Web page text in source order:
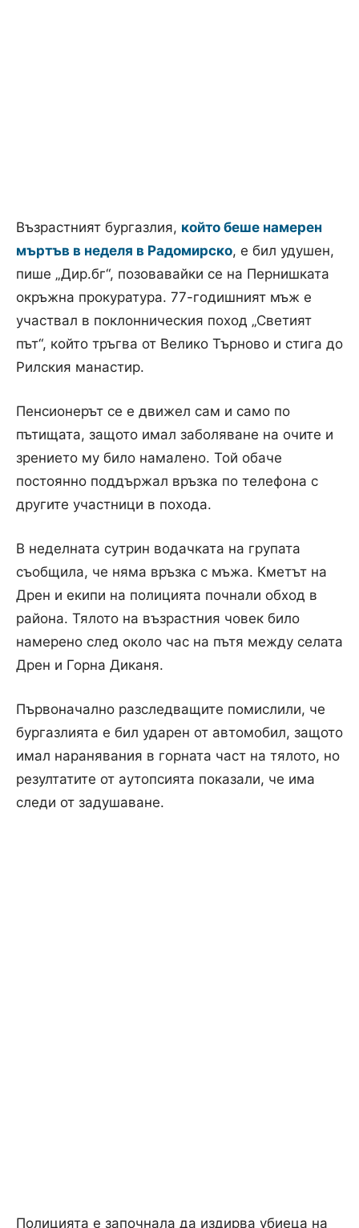
Възрастният бургазлия, който беше намерен
мъртъв в неделя в Радомирско, е бил удушен,
пише „Дир.бг“, позовавайки се на Пернишката
окръжна прокуратура. 77-годишният мъж е
участвал в поклонническия поход „Светият
път“, който тръгва от Велико Търново и стига до
Рилския манастир.
Пенсионерът се е движел сам и само по
пътищата, защото имал заболяване на очите и
зрението му било намалено. Той обаче
постоянно поддържал връзка по телефона с
другите участници в похода.
В неделната сутрин водачката на групата
съобщила, че няма връзка с мъжа. Кметът на
Дрен и екипи на полицията почнали обход в
района. Тялото на възрастния човек било
намерено след около час на пътя между селата
Дрен и Горна Диканя.
Първоначално разследващите помислили, че
бургазлията е бил ударен от автомобил, защото
имал наранявания в горната част на тялото, но
резултатите от аутопсията показали, че има
следи от задушаване.
Полицията е започнала да издирва убиеца на